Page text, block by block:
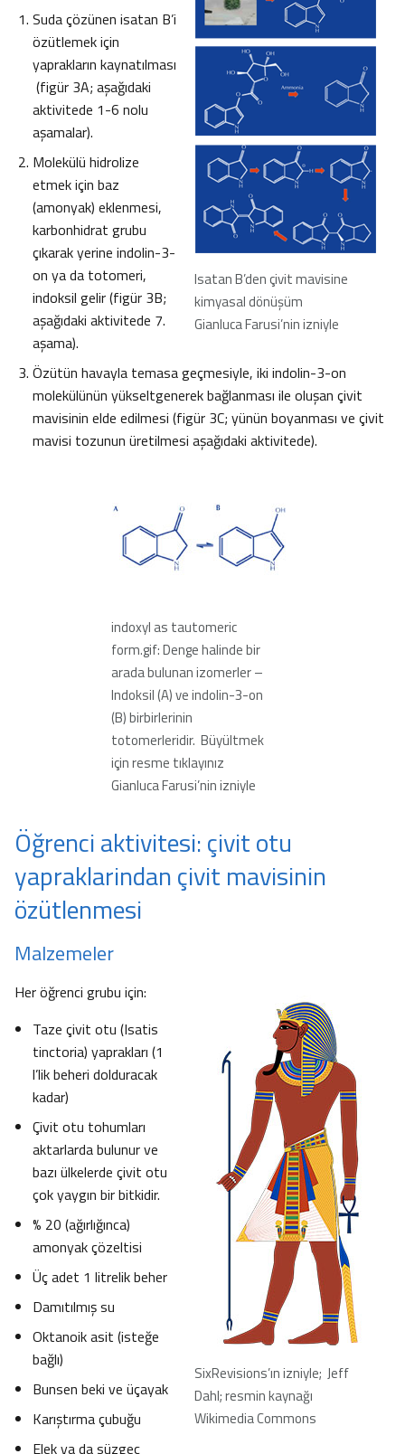
Isatan B’den çivit mavisine
kimyasal dönüşüm
Gianluca Farusi’nin izniyle
Suda çözünen isatan B’i
özütlemek için
yaprakların kaynatılması
(figür 3A; aşağıdaki
aktivitede 1-6 nolu
aşamalar).
Molekülü hidrolize
etmek için baz
(amonyak) eklenmesi,
karbonhidrat grubu
çıkarak yerine indolin-3-
on ya da totomeri,
indoksil gelir (figür 3B;
aşağıdaki aktivitede 7.
aşama).
Özütün havayla temasa geçmesiyle, iki indolin-3-on
molekülünün yükseltgenerek bağlanması ile oluşan çivit
mavisinin elde edilmesi (figür 3C; yünün boyanması ve çivit
mavisi tozunun üretilmesi aşağıdaki aktivitede).
indoxyl as tautomeric
form.gif: Denge halinde bir
arada bulunan izomerler –
Indoksil (A) ve indolin-3-on
(B) birbirlerinin
totomerleridir. Büyültmek
için resme tıklayınız
Gianluca Farusi’nin izniyle
Öğrenci aktivitesi: çivit otu
yapraklarindan çivit mavisinin
özütlenmesi
Malzemeler
SixRevisions’ın izniyle; Jeff
Dahl; resmin kaynağı
Wikimedia Commons
Her öğrenci grubu için:
Taze çivit otu (Isatis
tinctoria) yaprakları (1
l’lik beheri dolduracak
kadar)
Çivit otu tohumları
aktarlarda bulunur ve
bazı ülkelerde çivit otu
çok yaygın bir bitkidir.
% 20 (ağırlığınca)
amonyak çözeltisi
Üç adet 1 litrelik beher
Damıtılmış su
Oktanoik asit (isteğe
bağlı)
Bunsen beki ve üçayak
Karıştırma çubuğu
Elek ya da süzgeç